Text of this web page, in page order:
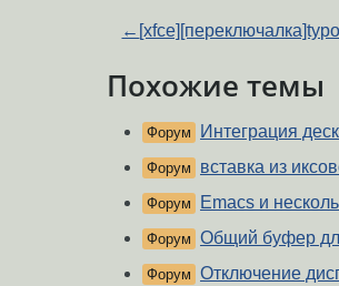
←
Похожие темы
Форум Интеграция
Форум вставка из
Форум Emacs и
Форум Общий буфер
Форум Отключение